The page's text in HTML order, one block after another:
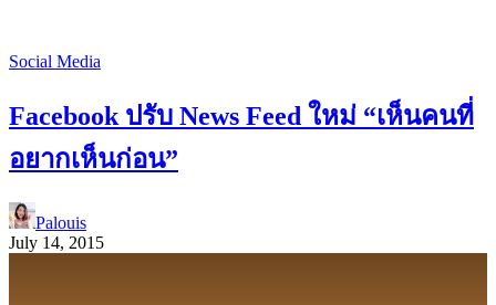
Social Media
Facebook ปรับ News Feed ใหม่ “เห็นคนที่
อยากเห็นก่อน”
Palouis
July 14, 2015